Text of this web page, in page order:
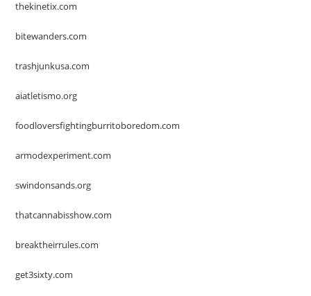
thekinetix.com
bitewanders.com
trashjunkusa.com
aiatletismo.org
foodloversfightingburritoboredom.com
armodexperiment.com
swindonsands.org
thatcannabisshow.com
breaktheirrules.com
get3sixty.com